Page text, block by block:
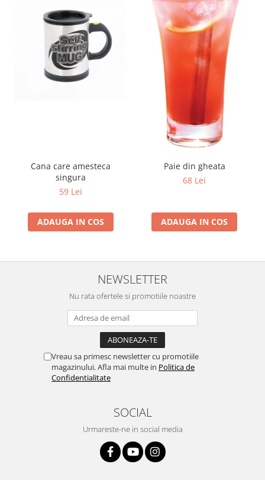
Cana care amesteca
singura
59 Lei
ADAUGA IN COS
Paie din gheata
68 Lei
ADAUGA IN COS
NEWSLETTER
Nu rata ofertele si promotiile noastre
Vreau sa primesc newsletter cu promotiile
magazinului. Afla mai multe in Politica de
Confidentialitate
SOCIAL
Urmareste-ne in social media